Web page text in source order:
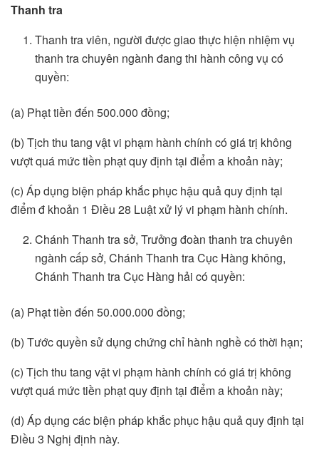
Thanh tra
Thanh tra viên, người được giao thực hiện nhiệm vụ
thanh tra chuyên ngành đang thi hành công vụ có
quyền:
(a) Phạt tiền đến 500.000 đồng;
(b) Tịch thu tang vật vi phạm hành chính có giá trị không
vượt quá mức tiền phạt quy định tại điểm a khoản này;
(c) Áp dụng biện pháp khắc phục hậu quả quy định tại
điểm đ khoản 1 Điều 28 Luật xử lý vi phạm hành chính.
Chánh Thanh tra sở, Trưởng đoàn thanh tra chuyên
ngành cấp sở, Chánh Thanh tra Cục Hàng không,
Chánh Thanh tra Cục Hàng hải có quyền:
(a) Phạt tiền đến 50.000.000 đồng;
(b) Tước quyền sử dụng chứng chỉ hành nghề có thời hạn;
(c) Tịch thu tang vật vi phạm hành chính có giá trị không
vượt quá mức tiền phạt quy định tại điểm a khoản này;
(d) Áp dụng các biện pháp khắc phục hậu quả quy định tại
Điều 3 Nghị định này.